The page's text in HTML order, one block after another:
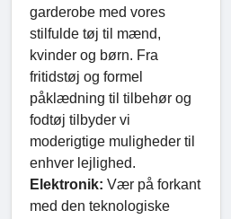
garderobe med vores
stilfulde tøj til mænd,
kvinder og børn. Fra
fritidstøj og formel
påklædning til tilbehør og
fodtøj tilbyder vi
moderigtige muligheder til
enhver lejlighed.
Elektronik: Vær på forkant
med den teknologiske